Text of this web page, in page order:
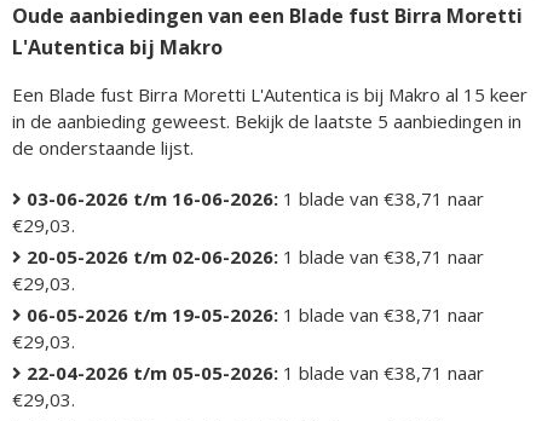
Oude aanbiedingen van een Blade fust Birra Moretti
L'Autentica bij Makro
Een Blade fust Birra Moretti L'Autentica is bij Makro al 15 keer
in de aanbieding geweest. Bekijk de laatste 5 aanbiedingen in
de onderstaande lijst.
03-06-2026 t/m 16-06-2026: 1 blade van €38,71 naar
€29,03.
20-05-2026 t/m 02-06-2026: 1 blade van €38,71 naar
€29,03.
06-05-2026 t/m 19-05-2026: 1 blade van €38,71 naar
€29,03.
22-04-2026 t/m 05-05-2026: 1 blade van €38,71 naar
€29,03.